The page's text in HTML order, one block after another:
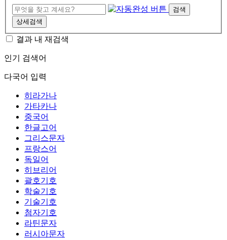
검색
상세검색
결과 내 재검색
인기 검색어
다국어 입력
히라가나
가타카나
중국어
한글고어
그리스문자
프랑스어
독일어
히브리어
괄호기호
학술기호
기술기호
첨자기호
라틴문자
러시아문자